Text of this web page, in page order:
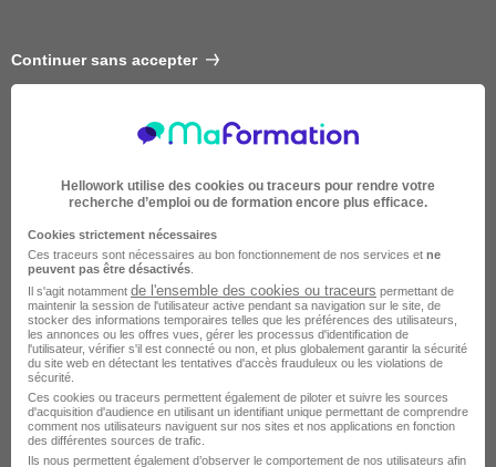
Courte
Continuer sans accepter
Hellowork utilise des cookies ou traceurs pour rendre votre
recherche d’emploi ou de formation encore plus efficace.
Cookies strictement nécessaires
Ces traceurs sont nécessaires au bon fonctionnement de nos services et ne
peuvent pas être désactivés
Il s'agit notamment de l'ensemble des cookies ou traceurs permettant de
maintenir la session de l'utilisateur active pendant sa navigation sur le site, de
stocker des informations temporaires telles que les préférences des utilisateurs,
les annonces ou les offres vues, gérer les processus d'identification de
l'utilisateur, vérifier s'il est connecté ou non, et plus globalement garantir la sécurité
du site web en détectant les tentatives d'accès frauduleux ou les violations de
sécurité.
Ces cookies ou traceurs permettent également de piloter et suivre les sources
d'acquisition d'audience en utilisant un identifiant unique permettant de comprendre
comment nos utilisateurs naviguent sur nos sites et nos applications en fonction
des différentes sources de trafic.
Ils nous permettent également d’observer le comportement de nos utilisateurs afin